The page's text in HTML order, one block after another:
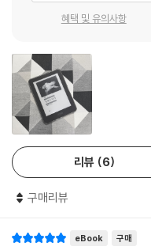
무런 변명도 못 할 거니까 말이
감정을 있는 그대로 받아들이
두 사람의 사랑은 마라트 남편
으로 새로운 상황을 맞이하고,
■ 랭보와도 비견되는 천재 작
― 1차 세계 대전의 상흔이 아
작
혜성과 같이 나타나 짧지만
불어 프랑스의 ‘신동’이자 ‘요
혜택 및 유의사항
리뷰 6
구매리뷰
eBook 구매